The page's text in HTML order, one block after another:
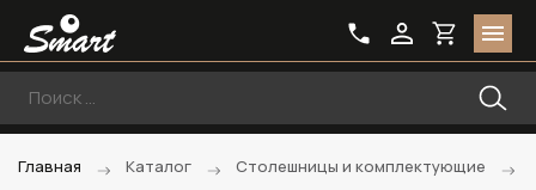
Главная Каталог Столешницы и комплектующие